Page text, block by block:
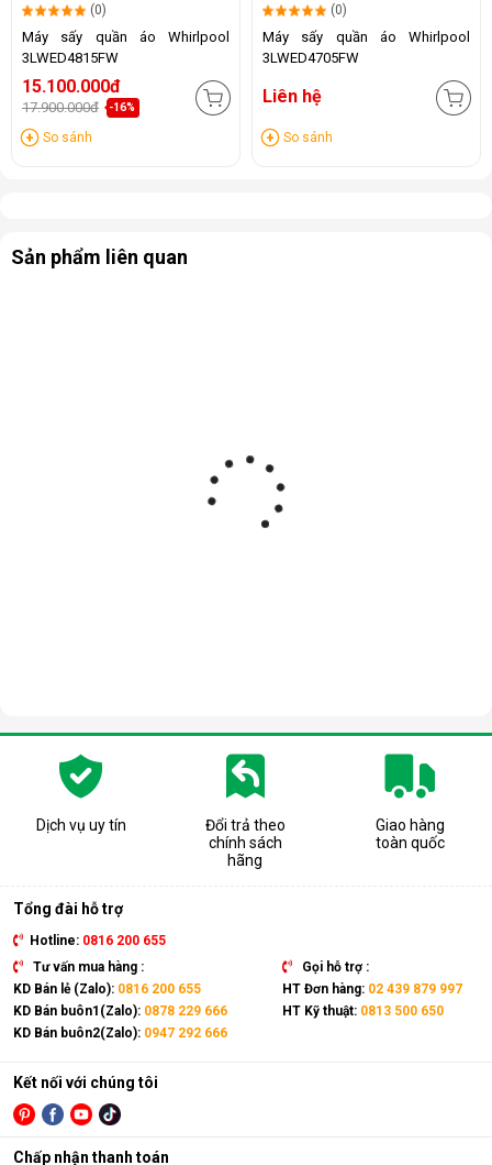
(0)
Máy sấy quần áo Whirlpool
3LWED4815FW
15.100.000đ
17.900.000đ -16%
So sánh
(0)
Máy sấy quần áo Whirlpool
3LWED4705FW
Liên hệ
So sánh
Sản phẩm liên quan
Dịch vụ uy tín
Đổi trả theo
chính sách
hãng
Giao hàng
toàn quốc
Tổng đài hỗ trợ
Hotline: 0816 200 655
Tư vấn mua hàng :
KD Bán lẻ (Zalo): 0816 200 655
KD Bán buôn1(Zalo): 0878 229 666
KD Bán buôn2(Zalo): 0947 292 666
Gọi hỗ trợ :
HT Đơn hàng: 02 439 879 997
HT Kỹ thuật: 0813 500 650
Kết nối với chúng tôi
Chấp nhận thanh toán